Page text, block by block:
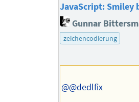
JavaScript: Smiley
Gunnar
zeichencodierung
@@dedlfix